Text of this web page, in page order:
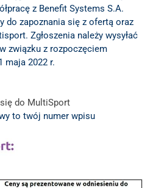
EGZAMINY PRAWNICZE
O IZBIE
DLA APLIKANTÓW
z Benefit Systems S.A.
do zapoznania się z ofertą oraz
Zgłoszenia należy wysyłać
związku z rozpoczęciem
maja 2022 r.
do MultiSport
to twój numer wpisu